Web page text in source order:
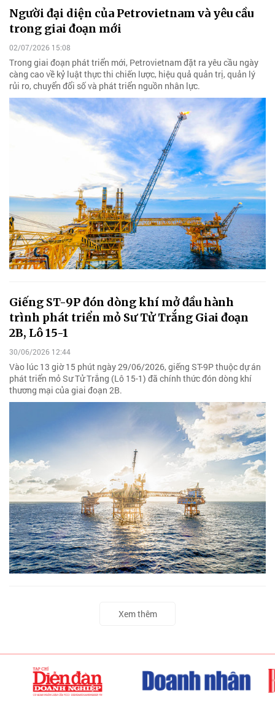
Người đại diện của Petrovietnam và yêu cầu
trong giai đoạn mới
02/07/2026 15:08
Trong giai đoạn phát triển mới, Petrovietnam đặt ra yêu cầu ngày
càng cao về kỷ luật thực thi chiến lược, hiệu quả quản trị, quản lý
rủi ro, chuyển đổi số và phát triển nguồn nhân lực.
Giếng ST-9P đón dòng khí mở đầu hành
trình phát triển mỏ Sư Tử Trắng Giai đoạn
2B, Lô 15-1
30/06/2026 12:44
Vào lúc 13 giờ 15 phút ngày 29/06/2026, giếng ST-9P thuộc dự án
phát triển mỏ Sư Tử Trắng (Lô 15-1) đã chính thức đón dòng khí
thương mại của giai đoạn 2B.
Xem thêm